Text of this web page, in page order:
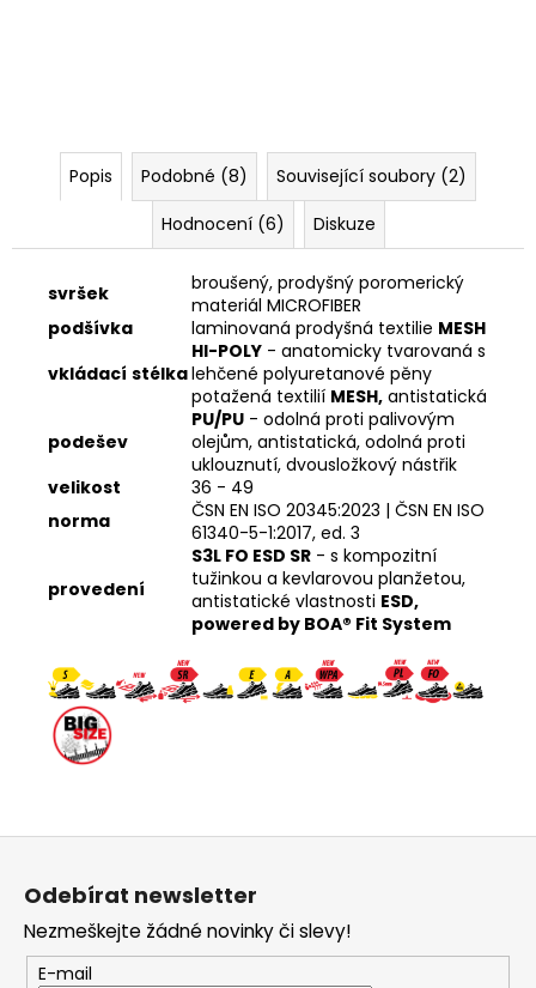
Popis Podobné (8)
Související soubory (2)
Hodnocení (6)
Diskuze
svršek
broušený, prodyšný poromerický
materiál MICROFIBER
podšívka
laminovaná prodyšná textilie MESH
vkládací stélka
HI-POLY - anatomicky tvarovaná s
lehčené polyuretanové pěny
potažená textilií MESH, antistatická
podešev
PU/PU - odolná proti palivovým
olejům, antistatická, odolná proti
uklouznutí, dvousložkový nástřik
velikost
36 - 49
norma
ČSN EN ISO 20345:2023 | ČSN EN ISO
61340-5-1:2017, ed. 3
provedení
S3L FO ESD SR - s kompozitní
tužinkou a kevlarovou planžetou,
antistatické vlastnosti ESD,
powered by BOA® Fit System
Z
Odebírat newsletter
Nezmeškejte žádné novinky či slevy!
E-mail